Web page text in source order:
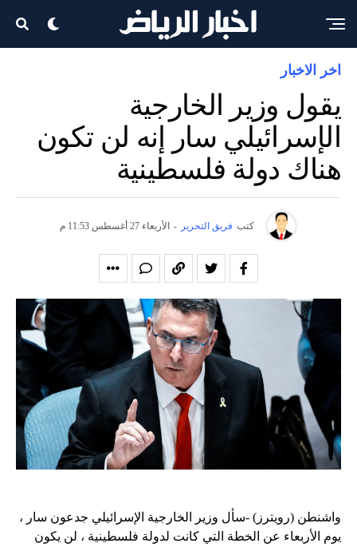
اخر الاخبار
يقول وزير الخارجية
الإسرائيلي سار إنه لن تكون
هناك دولة فلسطينية
كتب فريق التحرير - الأربعاء 27 أغسطس 11:53 م
واشنطن (رويترز) -سأل وزير الخارجية الإسرائيلي جدعون سار ،
يوم الأربعاء عن الخطة التي كانت لدولة فلسطينية ، لن يكون